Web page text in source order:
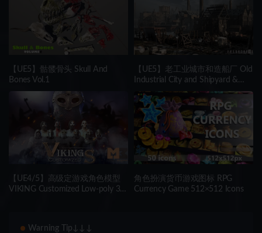
【UE5】骷髅骨头 Skull And
Bones Vol.1
【UE5】老工业城市和造船厂 Old
Industrial City and Shipyard &
Industrial Interiors (Industrial
Town)
【UE4/5】高级定游戏角色模型
VIKING Customized Low-poly 3D
角色扮演货币游戏图标 RPG
Currency Game 512×512 Icons
Warning Tip↓↓↓